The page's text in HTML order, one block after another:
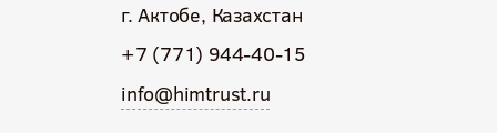
г. Актобе, Казахстан
+7 (771) 944-40-15
info@himtrust.ru